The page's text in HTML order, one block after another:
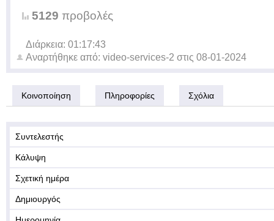
5129 προβολές
Διάρκεια: 01:17:43
Αναρτήθηκε από: video-services-2 στις 08-01-2024
Κοινοποίηση Πληροφορίες Σχόλια
Συντελεστής
Κάλυψη
Σχετική ημέρα
Δημιουργός